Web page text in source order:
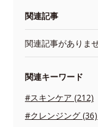
関連記事
関連記事がありませ
関連キーワード
#スキンケア (212)
#クレンジング (36)